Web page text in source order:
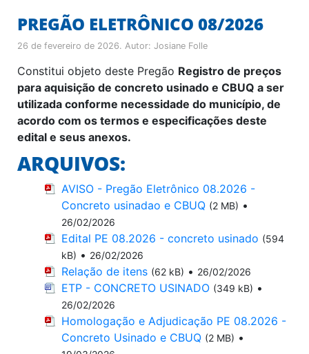
PREGÃO ELETRÔNICO 08/2026
26 de fevereiro de 2026. Autor: Josiane Folle
Constitui objeto deste Pregão Registro de preços
para aquisição de concreto usinado e CBUQ a ser
utilizada conforme necessidade do município, de
acordo com os termos e especificações deste
edital e seus anexos.
ARQUIVOS:
AVISO - Pregão Eletrônico 08.2026 -
Concreto usinadao e CBUQ (2 MB) •
26/02/2026
Edital PE 08.2026 - concreto usinado (594
kB) • 26/02/2026
Relação de itens (62 kB) • 26/02/2026
ETP - CONCRETO USINADO (349 kB) •
26/02/2026
Homologação e Adjudicação PE 08.2026 -
Concreto Usinado e CBUQ (2 MB) •